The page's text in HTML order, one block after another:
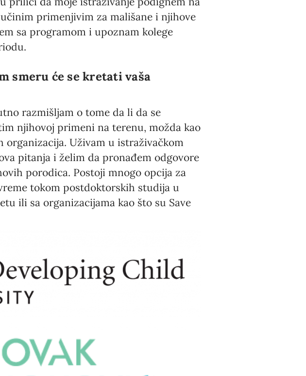
primenjivim za mališane i njihove
sa programom i upoznam kolege
smeru će se kretati vaša
razmišljam o tome da li da se
njihovoj primeni na terenu, možda kao
Uživam u istraživačkom
pitanja i želim da pronađem odgovore
porodica. Postoji mnogo opcija za
tokom postdoktorskih studija u
ili sa organizacijama kao što su Save